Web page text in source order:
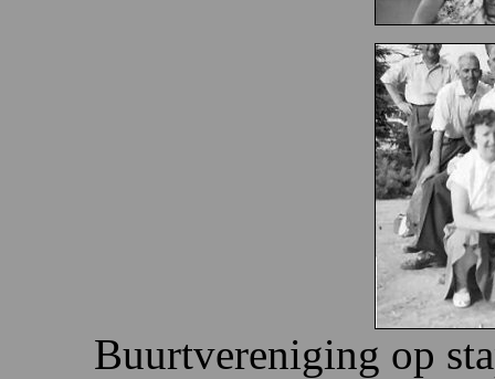
Buurtvereniging op